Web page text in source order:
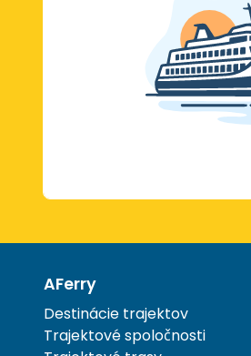
AFerry
Destinácie trajektov
Trajektové spoločnosti